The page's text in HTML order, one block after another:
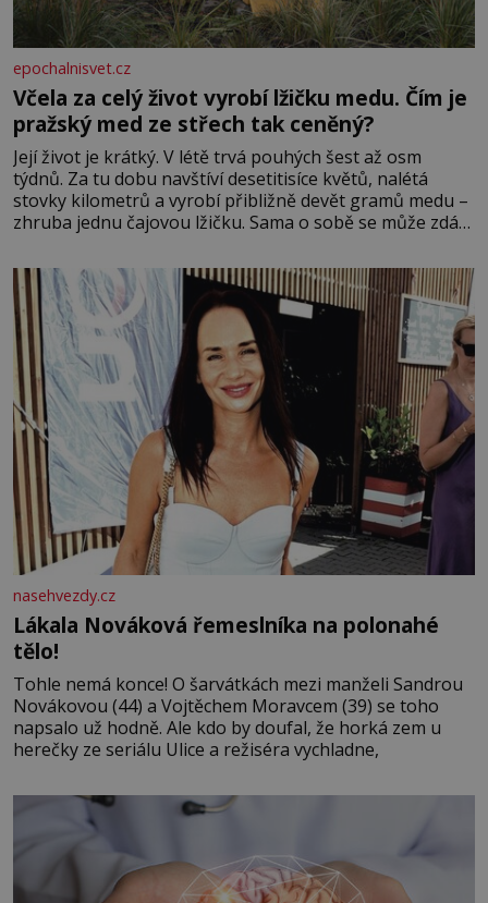
epochalnisvet.cz
Včela za celý život vyrobí lžičku medu. Čím je
pražský med ze střech tak ceněný?
Její život je krátký. V létě trvá pouhých šest až osm
týdnů. Za tu dobu navštíví desetitisíce květů, nalétá
stovky kilometrů a vyrobí přibližně devět gramů medu –
zhruba jednu čajovou lžičku. Sama o sobě se může zdát
tisíc příslušnic svého včelstva, vznikne jeden z
nejdokonalejších organismů
nasehvezdy.cz
Lákala Nováková řemeslníka na polonahé
tělo!
Tohle nemá konce! O šarvátkách mezi manželi Sandrou
Novákovou (44) a Vojtěchem Moravcem (39) se toho
napsalo už hodně. Ale kdo by doufal, že horká zem u
herečky ze seriálu Ulice a režiséra vychladne,